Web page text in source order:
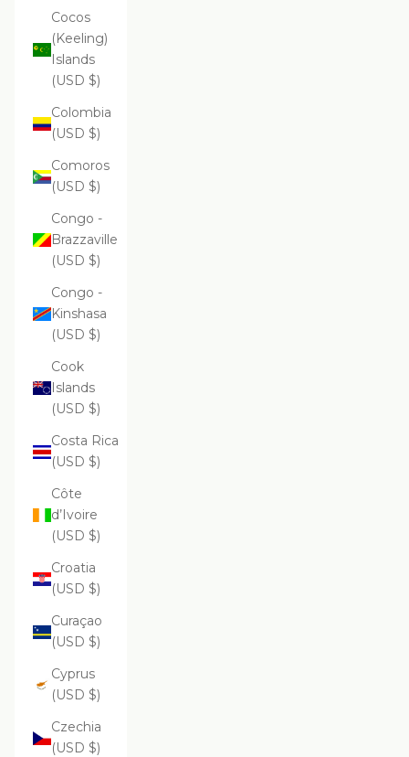
Cocos
(Keeling)
Islands
(USD $)
Colombia
(USD $)
Comoros
(USD $)
Congo -
Brazzaville
(USD $)
Congo -
Kinshasa
(USD $)
Cook
Islands
(USD $)
Costa Rica
(USD $)
Côte
d’Ivoire
(USD $)
Croatia
(USD $)
Curaçao
(USD $)
Cyprus
(USD $)
Czechia
(USD $)